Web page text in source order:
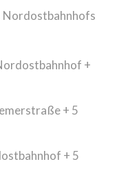
Nordostbahnhofs
+
+ 5
+ 5